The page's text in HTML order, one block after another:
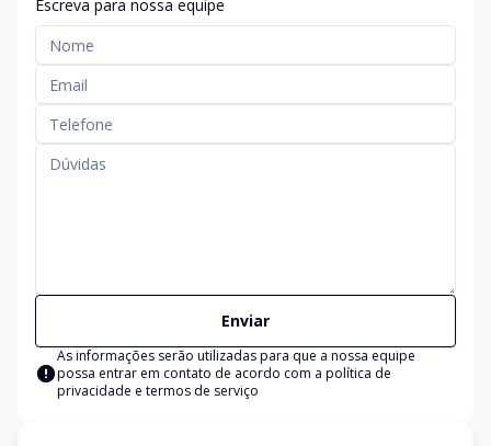
Escreva para nossa equipe
Enviar
As informações serão utilizadas para que a nossa equipe
possa entrar em contato de acordo com a política de
privacidade e termos de serviço